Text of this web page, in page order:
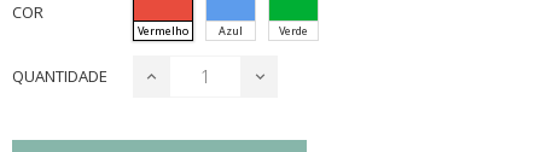
COR
Vermelho Azul Verde
QUANTIDADE